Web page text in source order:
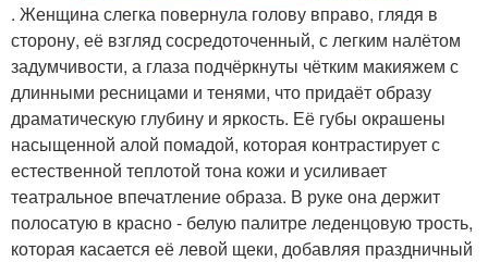
. Женщина слегка повернула голову вправо, глядя в
сторону, её взгляд сосредоточенный, с легким налётом
задумчивости, а глаза подчёркнуты чётким макияжем с
длинными ресницами и тенями, что придаёт образу
драматическую глубину и яркость. Её губы окрашены
насыщенной алой помадой, которая контрастирует с
естественной теплотой тона кожи и усиливает
театральное впечатление образа. В руке она держит
полосатую в красно - белую палитре леденцовую трость,
которая касается её левой щеки, добавляя праздничный